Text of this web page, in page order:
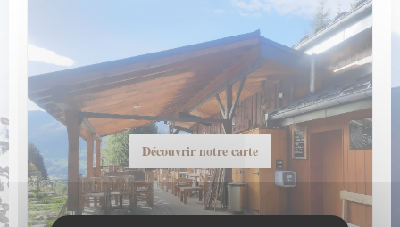
Découvrir notre carte